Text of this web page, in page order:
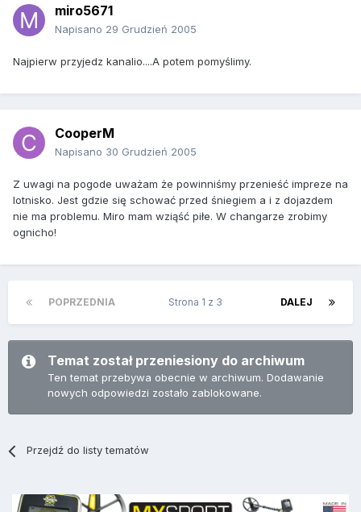
miro5671
Napisano 29 Grudzień 2005
Najpierw przyjedz kanalio....A potem pomyślimy.
CooperM
Napisano 30 Grudzień 2005
Z uwagi na pogode uważam że powinniśmy przenieść impreze na
lotnisko. Jest gdzie się schować przed śniegiem a i z dojazdem
nie ma problemu. Miro mam wziąść piłe. W changarze zrobimy
ognicho!
POPRZEDNIA DALEJ
Strona 1 z 3
Temat został przeniesiony do archiwum
Ten temat przebywa obecnie w archiwum. Dodawanie
nowych odpowiedzi zostało zablokowane.
Przejdź do listy tematów